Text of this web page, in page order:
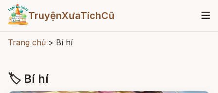
TruyệnXưaTíchCũ
Trang chủ > Bí hí
🏷 Bí hí